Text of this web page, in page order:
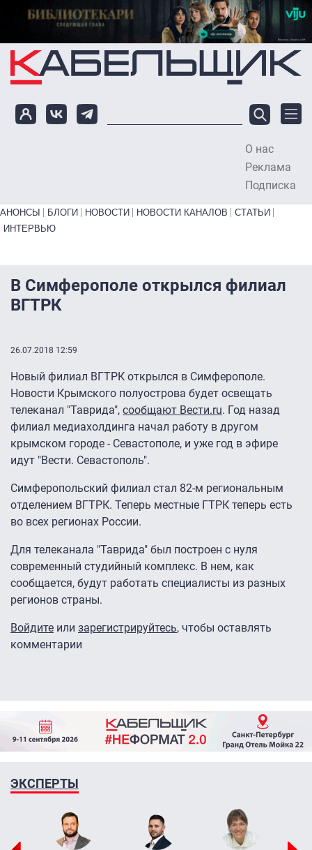
Перейти к основному содержанию
О нас
Реклама
Подписка
Primary links bottom
АНОНСЫ БЛОГИ НОВОСТИ НОВОСТИ КАНАЛОВ
СТАТЬИ
ИНТЕРВЬЮ
В Симферополе открылся филиал
ВГТРК
26.07.2018 12:59
Новый филиал ВГТРК открылся в Симферополе.
Новости Крымского полуострова будет освещать
телеканал "Таврида", сообщают Вести.ru. Год назад
филиал медиахолдинга начал работу в другом
крымском городе - Севастополе, и уже год в эфире
идут "Вести. Севастополь".
Симферопольский филиал стал 82-м региональным
отделением ВГТРК. Теперь местные ГТРК теперь есть
во всех регионах России.
Для телеканала "Таврида" был построен с нуля
современный студийный комплекс. В нем, как
сообщается, будут работать специалисты из разных
регионов страны.
Войдите или зарегистрируйтесь, чтобы оставлять
комментарии
ЭКСПЕРТЫ